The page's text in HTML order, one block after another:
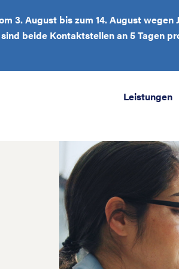
3. August bis zum 14. August wegen
beide Kontaktstellen an 5 Tagen
Leistungen